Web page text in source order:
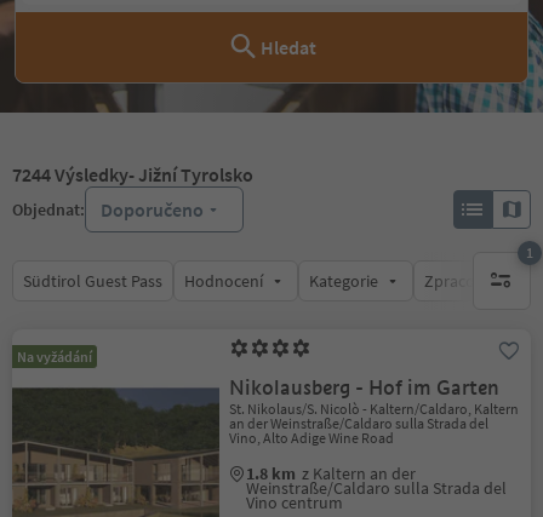
Hledat
7244Výsledky- Jižní Tyrolsko
Objednat: Doporučeno
Südtirol Guest Pass Hodnocení Kategorie Zpracovává
1
1
Na vyžádání
Nikolausberg - Hof im Garten
St. Nikolaus/S. Nicolò - Kaltern/Caldaro, Kaltern
an der Weinstraße/Caldaro sulla Strada del
Vino, Alto Adige Wine Road
1.8 km z Kaltern an der
Weinstraße/Caldaro sulla Strada del
Vino centrum